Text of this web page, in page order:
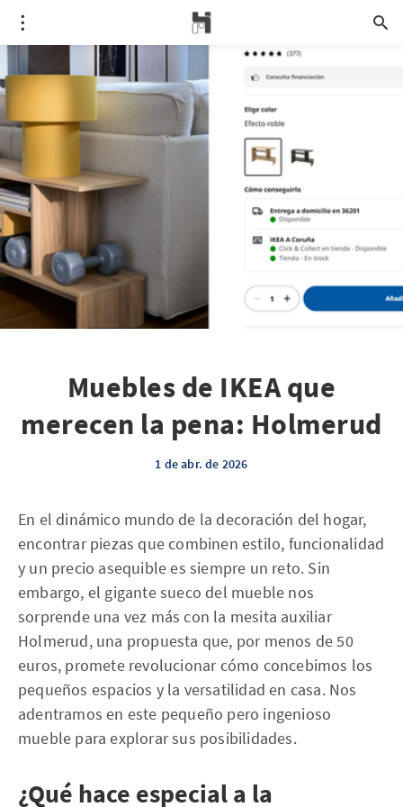
Muebles de IKEA que
merecen la pena: Holmerud
1 de abr. de 2026
En el dinámico mundo de la decoración del hogar,
encontrar piezas que combinen estilo, funcionalidad
y un precio asequible es siempre un reto. Sin
embargo, el gigante sueco del mueble nos
sorprende una vez más con la mesita auxiliar
Holmerud, una propuesta que, por menos de 50
euros, promete revolucionar cómo concebimos los
pequeños espacios y la versatilidad en casa. Nos
adentramos en este pequeño pero ingenioso
mueble para explorar sus posibilidades.
¿Qué hace especial a la